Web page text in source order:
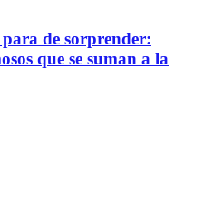
de sorprender:
que se suman a la